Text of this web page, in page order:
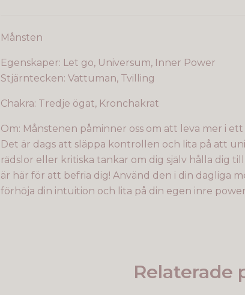
Månsten
Egenskaper: Let go, Universum, Inner Power
Stjärntecken: Vattuman, Tvilling
Chakra: Tredje ögat, Kronchakrat
Om: Månstenen påminner oss om att leva mer i
Det är dags att släppa kontrollen och lita på att
rädslor eller kritiska tankar om dig själv hålla dig
är här för att befria dig! Använd den i din dagliga
förhöja din intuition och lita på din egen inre
Relaterade